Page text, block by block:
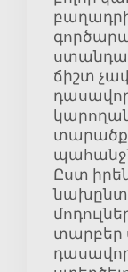
ճիշտ
Ըստ
տարբեր